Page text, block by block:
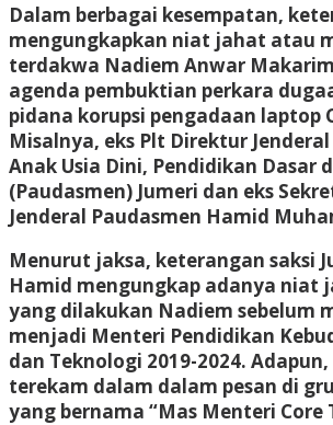
Dalam berbagai kesempatan,
mengungkapkan niat jahat atau
terdakwa Nadiem Anwar
agenda pembuktian perkara
pidana korupsi pengadaan laptop
Misalnya, eks Plt Direktur
Anak Usia Dini, Pendidikan Dasar
(Paudasmen) Jumeri dan eks
Jenderal Paudasmen Hamid
Menurut jaksa, keterangan saksi
Hamid mengungkap adanya niat
yang dilakukan Nadiem sebelum
menjadi Menteri Pendidikan
dan Teknologi 2019-2024.
terekam dalam dalam pesan di
yang bernama “Mas Menteri Core